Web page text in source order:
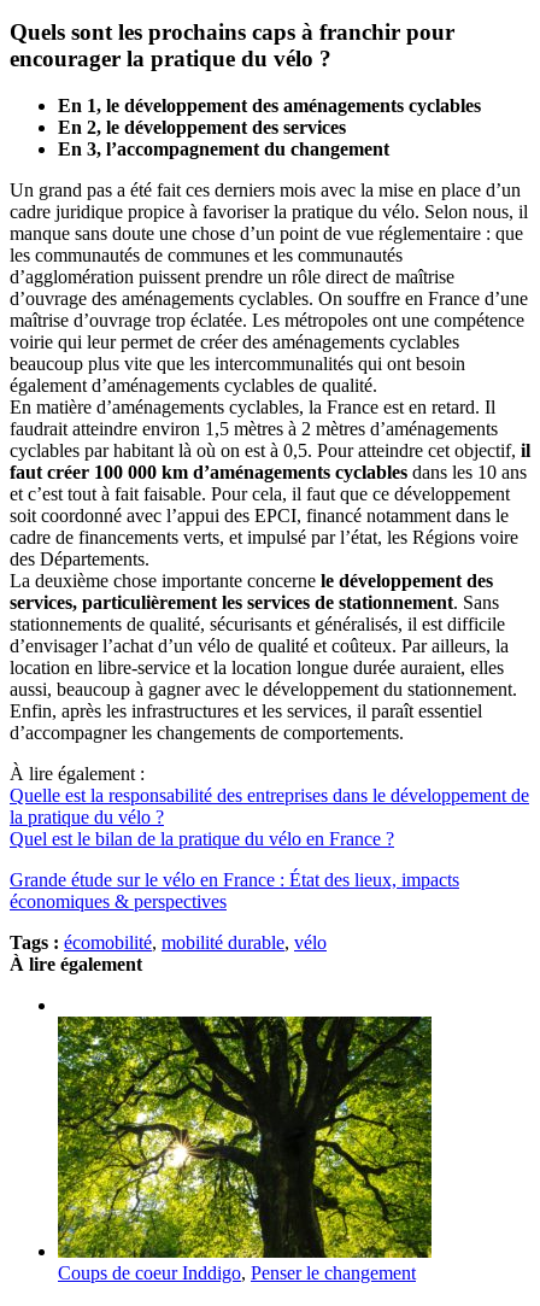
Quels sont les prochains caps à franchir pour
encourager la pratique du vélo ?
En 1, le développement des aménagements cyclables
En 2, le développement des services
En 3, l’accompagnement du changement
Un grand pas a été fait ces derniers mois avec la mise en place d’un
cadre juridique propice à favoriser la pratique du vélo. Selon nous, il
manque sans doute une chose d’un point de vue réglementaire : que
les communautés de communes et les communautés
d’agglomération puissent prendre un rôle direct de maîtrise
d’ouvrage des aménagements cyclables. On souffre en France d’une
maîtrise d’ouvrage trop éclatée. Les métropoles ont une compétence
voirie qui leur permet de créer des aménagements cyclables
beaucoup plus vite que les intercommunalités qui ont besoin
également d’aménagements cyclables de qualité.
En matière d’aménagements cyclables, la France est en retard. Il
faudrait atteindre environ 1,5 mètres à 2 mètres d’aménagements
cyclables par habitant là où on est à 0,5. Pour atteindre cet objectif, il
faut créer 100 000 km d’aménagements cyclables dans les 10 ans
et c’est tout à fait faisable. Pour cela, il faut que ce développement
soit coordonné avec l’appui des EPCI, financé notamment dans le
cadre de financements verts, et impulsé par l’état, les Régions voire
des Départements.
La deuxième chose importante concerne le développement des
services, particulièrement les services de stationnement. Sans
stationnements de qualité, sécurisants et généralisés, il est difficile
d’envisager l’achat d’un vélo de qualité et coûteux. Par ailleurs, la
location en libre-service et la location longue durée auraient, elles
aussi, beaucoup à gagner avec le développement du stationnement.
Enfin, après les infrastructures et les services, il paraît essentiel
d’accompagner les changements de comportements.
À lire également :
Quelle est la responsabilité des entreprises dans le développement de
la pratique du vélo ?
Quel est le bilan de la pratique du vélo en France ?
Grande étude sur le vélo en France : État des lieux, impacts
économiques & perspectives
Tags : écomobilité, mobilité durable, vélo
À lire également
Coups de coeur Inddigo, Penser le changement